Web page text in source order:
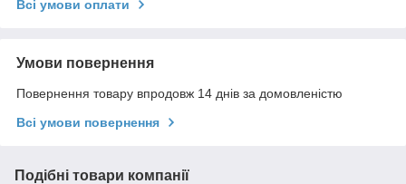
Всі умови оплати
Умови повернення
Повернення товару впродовж 14 днів за домовленістю
Всі умови повернення
Подібні товари компанії